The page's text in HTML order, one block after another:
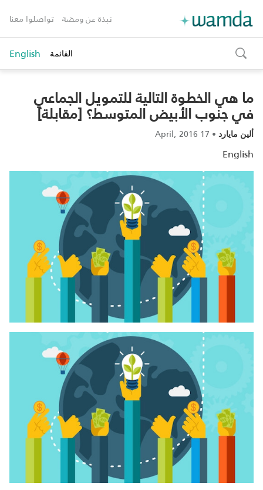
نبذة عن ومضة تواصلوا معنا
toggle
search
القائمة English
ما هي الخطوة التالية للتمويل الجماعي
في جنوب الأبيض المتوسط؟ [مقابلة]
ألين مايارد •
17 April, 2016
English